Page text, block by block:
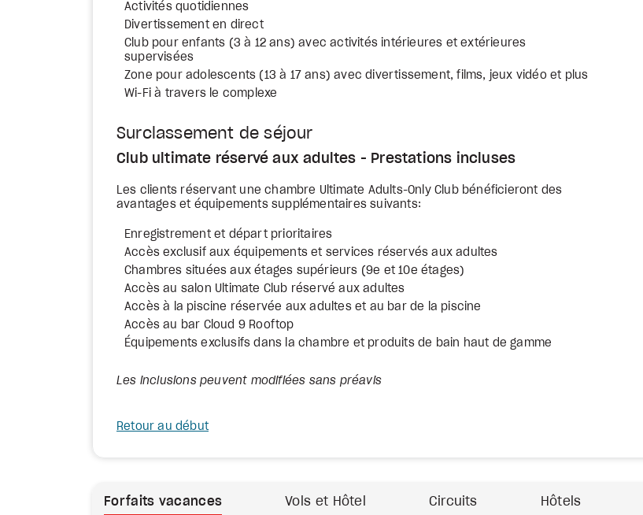
Activités quotidiennes
Divertissement en direct
Club pour enfants (3 à 12 ans) avec activités intérieures et extérieures
supervisées
Zone pour adolescents (13 à 17 ans) avec divertissement, films, jeux vidéo et plus
Wi-Fi à travers le complexe
Surclassement de séjour
Club ultimate réservé aux adultes - Prestations incluses
Les clients réservant une chambre Ultimate Adults-Only Club bénéficieront des
avantages et équipements supplémentaires suivants:
Enregistrement et départ prioritaires
Accès exclusif aux équipements et services réservés aux adultes
Chambres situées aux étages supérieurs (9e et 10e étages)
Accès au salon Ultimate Club réservé aux adultes
Accès à la piscine réservée aux adultes et au bar de la piscine
Accès au bar Cloud 9 Rooftop
Équipements exclusifs dans la chambre et produits de bain haut de gamme
Les inclusions peuvent modifiées sans préavis
Retour au début
Forfaits vacances Vols et Hôtel Circuits Hôtels